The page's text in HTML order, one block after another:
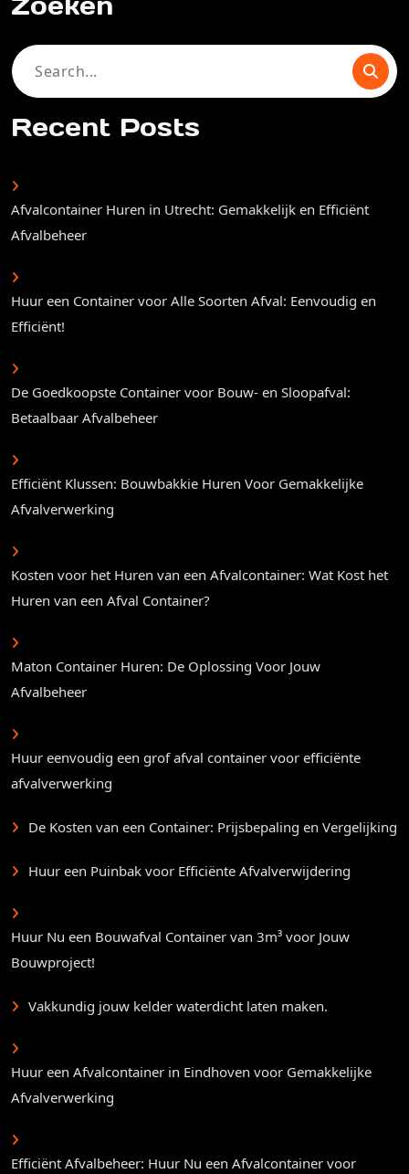
Search
Recent Posts
Afvalcontainer Huren in Utrecht: Gemakkelijk en Efficiënt
Afvalbeheer
Huur een Container voor Alle Soorten Afval: Eenvoudig en
Efficiënt!
De Goedkoopste Container voor Bouw- en Sloopafval:
Betaalbaar Afvalbeheer
Efficiënt Klussen: Bouwbakkie Huren Voor Gemakkelijke
Afvalverwerking
Kosten voor het Huren van een Afvalcontainer: Wat Kost het
Huren van een Afval Container?
Maton Container Huren: De Oplossing Voor Jouw
Afvalbeheer
Huur eenvoudig een grof afval container voor efficiënte
afvalverwerking
De Kosten van een Container: Prijsbepaling en Vergelijking
Huur een Puinbak voor Efficiënte Afvalverwijdering
Huur Nu een Bouwafval Container van 3m³ voor Jouw
Bouwproject!
Vakkundig jouw kelder waterdicht laten maken.
Huur een Afvalcontainer in Eindhoven voor Gemakkelijke
Afvalverwerking
Efficiënt Afvalbeheer: Huur Nu een Afvalcontainer voor